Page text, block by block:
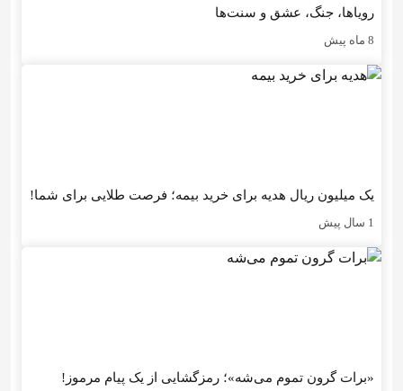
رویاها، جنگ، عشق و سنت‌ها
8 ماه پیش
یک میلیون ریال هدیه برای خرید بیمه؛ فرصت طلایی برای شما!
1 سال پیش
«برات گرون تموم می‌شه»؛ رمزگشایی از یک پیام مرموز!